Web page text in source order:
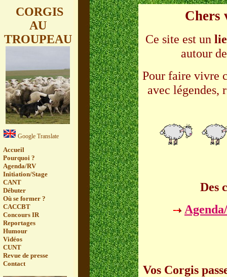
CORGIS
AU
TROUPEAU
Google Translate
Accueil
Pourquoi ?
Agenda/RV
Initiation/Stage
CANT
Débuter
Où se former ?
CACCBT
Concours IR
Reportages
Humour
Vidéos
CUNT
Revue de presse
Contact
Chers
Ce site est un
autour
Pour faire vivre
avec légendes,
Des
Vos Corgis